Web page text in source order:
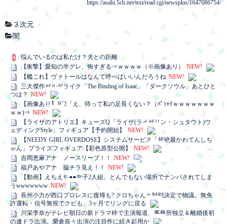
https://asahi.5ch.net/test/read.cgi/newsplus/1647086754/
３次元
闇
悩んでいるのは私だけ？夫との距離
【衝撃】愛知の半グレ、怖すぎる⇒ｗｗｗｗ（※画像あり）
NEW!
【艦これ】ヴァトールはなんて呼べばいいんだろうね NEW!
三大傑作ゼルダライク「The Binding of Isaac」「ダークソウル」あとひと
つは？ NEW!
【画像あり】JC2「え、待って私の足長くない？（ﾊﾟｼｬﾘｗｗｗｗｗｗｗ
ｗｗ)⇒ NEW!
【ライザのアトリエ】キューズQ「ライザ(ライザリン・シュタウト)ウ
ェディングStyle」フィギュア【予約開始】
NEW!
【NEEDY GIRL OVERDOSE】システムサービス「超絶最かわてんしち
ゃん」プライズフィギュア【彩色原型公開】
NEW!
吉岡恵麻アナ ノースリーブ！！
NEW!
福戸あやアナ 脇チラ見え！！
NEW!
【動画】えちえち●●女子2人組、とんでもない場所でナンパされてしま
うwwwwwww NEW!
長州小力が西口プロレスに復帰も? クロちゃんと対戦決定で物議。無免
許運転・信号無視でクビも、3ヶ月でリングに戻る
川栄李奈がテレビ朝日の新ドラマ枠で主演報道。事務所独立＆離婚後初
の連ドラ出演。榮倉奈々出演の注目作に続き起用か